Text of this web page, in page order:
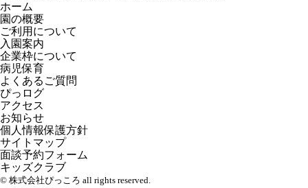
ホーム
園の概要
ご利用について
入園案内
企業枠について
病児保育
よくあるご質問
ぴっログ
アクセス
お知らせ
個人情報保護方針
サイトマップ
面談予約フォーム
キッズクラブ
© 株式会社ぴっころ all rights reserved.